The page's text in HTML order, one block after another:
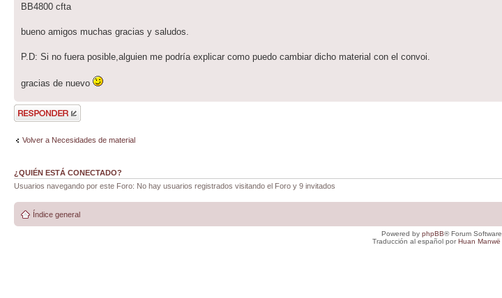
BB4800 cfta
bueno amigos muchas gracias y saludos.
P.D: Si no fuera posible,alguien me podría explicar como puedo cambiar dicho material con el convoi.
gracias de nuevo
Publicar una
respuesta
Volver a Necesidades de material
¿QUIÉN ESTÁ CONECTADO?
Usuarios navegando por este Foro: No hay usuarios registrados visitando el Foro y 9 invitados
Índice general
Powered by phpBB® Forum
Traducción al español porHuan Manwë